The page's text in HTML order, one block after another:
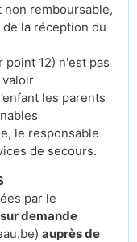
remboursable,
la réception du
point 12) n'est pas
valoir
les parents
le responsable
de secours.
par le
sur demande
auprès de